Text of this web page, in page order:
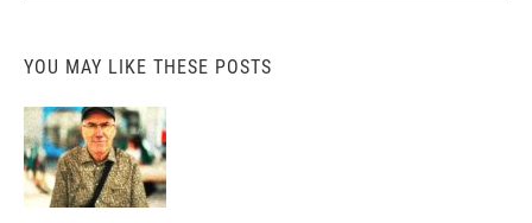
YOU MAY LIKE THESE POSTS